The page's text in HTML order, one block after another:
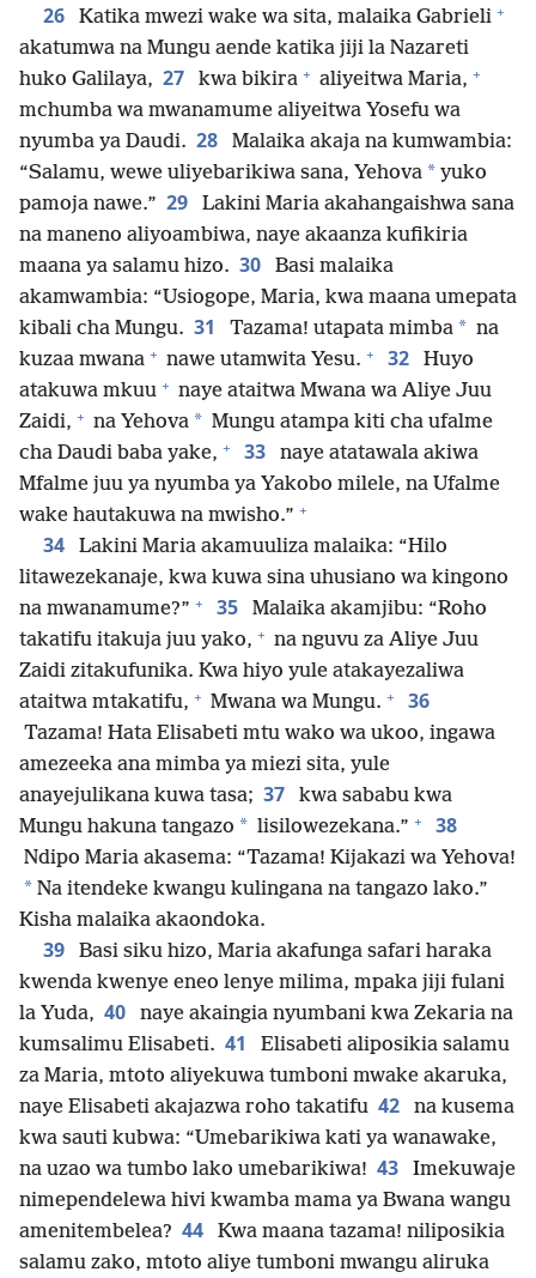
26 Katika mwezi wake wa sita, malaika Gabrieli +
akatumwa na Mungu aende katika jiji la Nazareti
huko Galilaya, 27 kwa bikira + aliyeitwa Maria, +
mchumba wa mwanamume aliyeitwa Yosefu wa
nyumba ya Daudi. 28
Malaika akaja na kumwambia:
“Salamu, wewe uliyebarikiwa sana, Yehova * yuko
pamoja nawe.” 29
Lakini Maria akahangaishwa sana
na maneno aliyoambiwa, naye akaanza kufikiria
maana ya salamu hizo. 30
Basi malaika
akamwambia: “Usiogope, Maria, kwa maana umepata
kibali cha Mungu. 31 Tazama! utapata mimba * na
kuzaa mwana + nawe utamwita Yesu. + 32
Huyo
atakuwa mkuu + naye ataitwa Mwana wa Aliye Juu
Zaidi, + na Yehova * Mungu atampa kiti cha ufalme
cha Daudi baba yake, + 33
naye atatawala akiwa
Mfalme juu ya nyumba ya Yakobo milele, na Ufalme
wake hautakuwa na mwisho.” +
34
Lakini Maria akamuuliza malaika: “Hilo
litawezekanaje, kwa kuwa sina uhusiano wa kingono
na mwanamume?” + 35
Malaika akamjibu: “Roho
takatifu itakuja juu yako, + na nguvu za Aliye Juu
Zaidi zitakufunika. Kwa hiyo yule atakayezaliwa
ataitwa mtakatifu, + Mwana wa Mungu. + 36
Tazama! Hata Elisabeti mtu wako wa ukoo, ingawa
amezeeka ana mimba ya miezi sita, yule
anayejulikana kuwa tasa; 37
kwa sababu kwa
Mungu hakuna tangazo * lisilowezekana.” + 38
Ndipo Maria akasema: “Tazama! Kijakazi wa Yehova!
* Na itendeke kwangu kulingana na tangazo lako.”
Kisha malaika akaondoka.
39
Basi siku hizo, Maria akafunga safari haraka
kwenda kwenye eneo lenye milima, mpaka jiji fulani
la Yuda, 40
naye akaingia nyumbani kwa Zekaria na
kumsalimu Elisabeti. 41
Elisabeti aliposikia salamu
za Maria, mtoto aliyekuwa tumboni mwake akaruka,
naye Elisabeti akajazwa roho takatifu 42
na kusema
kwa sauti kubwa: “Umebarikiwa kati ya wanawake,
na uzao wa tumbo lako umebarikiwa! 43
Imekuwaje
nimependelewa hivi kwamba mama ya Bwana wangu
amenitembelea? 44
Kwa maana tazama! niliposikia
salamu zako, mtoto aliye tumboni mwangu aliruka